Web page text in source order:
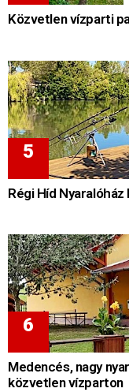
Közvetlen vízparti
Régi Híd
Medencés, nagy
közvetlen vízparton